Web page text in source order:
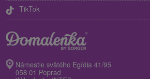
TikTok
Námestie svätého Egídia 41/95
058 01 Poprad